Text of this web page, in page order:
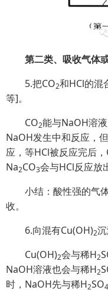
第二类、吸收气体
5.把CO2和HCl的混
等]。
CO2能与NaOH溶
NaOH发生中和反应，
应，等HCl被反应完后，
Na2CO3会与HCl反应放
小结：酸性强的气
收。
6.向混有Cu(OH)2
Cu(OH)2会与稀H2
NaOH溶液也会与稀H2
时，NaOH先与稀H2SO4